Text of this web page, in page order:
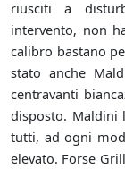
riusciti a
intervento, non
calibro bastano
stato anche
centravanti
disposto. Maldini
tutti, ad ogni
elevato. Forse